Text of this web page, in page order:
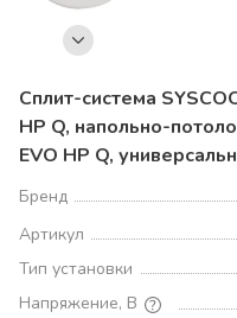
Сплит-система
HP Q, напольно-
EVO HP Q,
Бренд
Артикул
Тип установки
Напряжение, В